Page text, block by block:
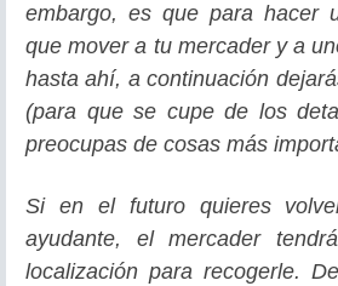
embargo, es que para hacer
que mover a tu mercader y a
hasta ahí, a continuación
(para que se cupe de los
preocupas de cosas más
Si en el futuro quieres
ayudante, el mercader
localización para recogerle.